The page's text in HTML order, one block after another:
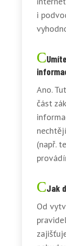
i
Ano.
část
(např.
Jak
Od